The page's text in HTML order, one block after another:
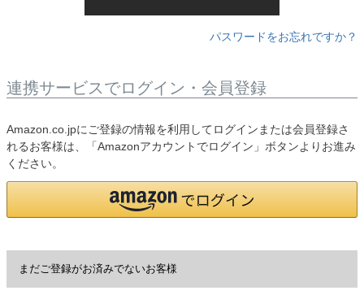
パスワードをお忘れですか？
連携サービスでログイン・会員登録
Amazon.co.jpにご登録の情報を利用してログインまたは会員登録さ
れるお客様は、「Amazonアカウントでログイン」ボタンよりお進み
ください。
まだご登録がお済みでないお客様